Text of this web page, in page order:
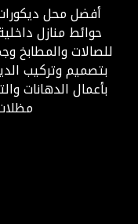
أفضل محل
حوائط منازل
للصالات والمطابخ
بتصميم وتركيب
بأعمال الدهانات